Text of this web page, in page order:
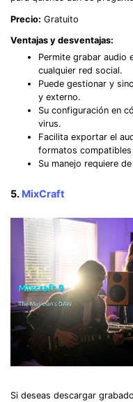
Precio: Gratuito
Ventajas y desventajas:
Permite grabar audio
cualquier red social.
Puede gestionar y
y externo.
Su configuración en
virus.
Facilita exportar el
formatos
Su manejo requiere
5. MixCraft
Si deseas descargar
Record
Record. Edit.